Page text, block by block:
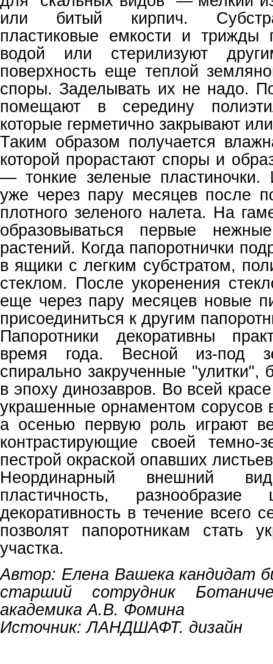
или битый кирпич.
пластиковые емкости и трижды
водой или стерилизуют
поверхность еще теплой
споры. Заделывать их не надо.
помещают в середину
которые герметично закрывают
Таким образом получается
которой прорастают споры и
— тонкие зеленые
уже через пару месяцев после
плотного зеленого налета. На
образовываться первые
растений. Когда папоротнички
в ящики с легким субстратом,
стеклом. После укоренения
еще через пару месяцев новые
присоединиться к другим
Папоротники декоративны
время года. Весной из-под
спирально закрученные "улитки",
в эпоху динозавров. Во всей
украшенные орнаментом сорусов
а осенью первую роль играют
контрастирующие своей темно-
пестрой окраской опавших
Неординарный внешний
пластичность, разнообразие
декоративность в течение всего
позволят папоротникам стать
участка.
Автор: Елена Вашека кандидат
старший сотрудник
академика А.В. Фомина
Источник: ЛАНДШАФТ. дизайн